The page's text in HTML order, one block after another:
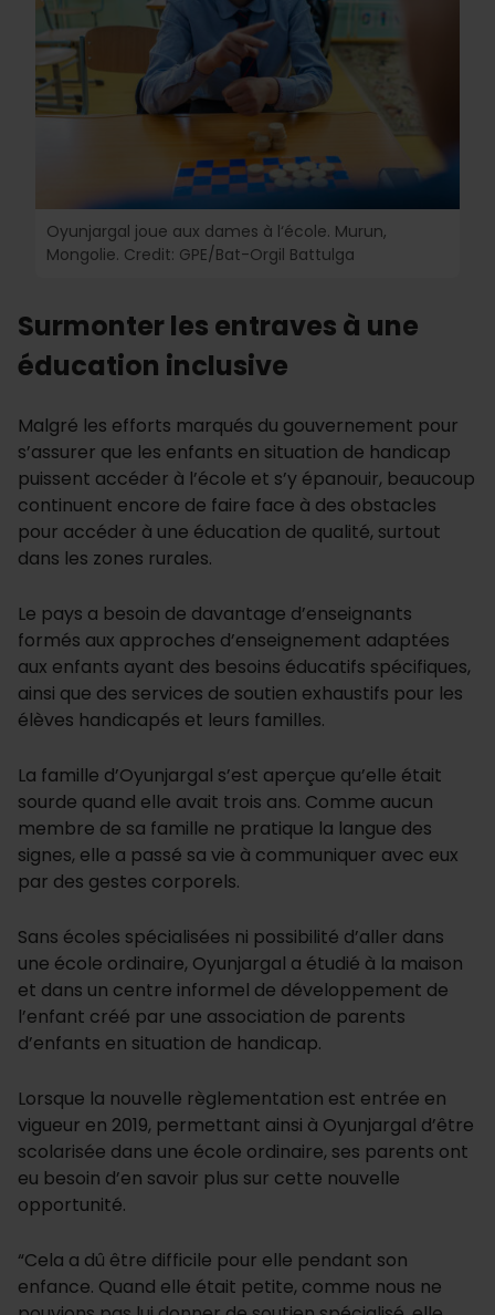
Oyunjargal joue aux dames à l‘école. Murun,
Mongolie. Credit: GPE/Bat-Orgil Battulga
Surmonter les entraves à une
éducation inclusive
Malgré les efforts marqués du gouvernement pour
s’assurer que les enfants en situation de handicap
puissent accéder à l’école et s’y épanouir, beaucoup
continuent encore de faire face à des obstacles
pour accéder à une éducation de qualité, surtout
dans les zones rurales.
Le pays a besoin de davantage d’enseignants
formés aux approches d’enseignement adaptées
aux enfants ayant des besoins éducatifs spécifiques,
ainsi que des services de soutien exhaustifs pour les
élèves handicapés et leurs familles.
La famille d’Oyunjargal s’est aperçue qu’elle était
sourde quand elle avait trois ans. Comme aucun
membre de sa famille ne pratique la langue des
signes, elle a passé sa vie à communiquer avec eux
par des gestes corporels.
Sans écoles spécialisées ni possibilité d’aller dans
une école ordinaire, Oyunjargal a étudié à la maison
et dans un centre informel de développement de
l’enfant créé par une association de parents
d’enfants en situation de handicap.
Lorsque la nouvelle règlementation est entrée en
vigueur en 2019, permettant ainsi à Oyunjargal d’être
scolarisée dans une école ordinaire, ses parents ont
eu besoin d’en savoir plus sur cette nouvelle
opportunité.
“Cela a dû être difficile pour elle pendant son
enfance. Quand elle était petite, comme nous ne